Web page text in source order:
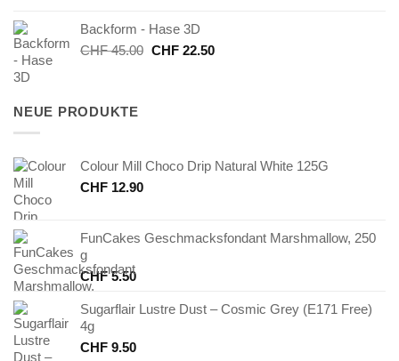
CHF 8.40CHF 4.20.
Backform - Hase 3D
CHF45.00 Ursprünglicher
CHF22.50Aktueller
NEUE PRODUKTE
Colour Mill Choco Drip Natural White 125G
CHF 12.90
FunCakes Geschmacksfondant Marshmallow, 250
g
CHF5.50
Sugarflair Lustre Dust – Cosmic Grey (E171 Free)
4g
CHF 9.50